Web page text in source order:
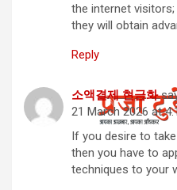
the internet visitors;
they will obtain
Reply
소액결제 현금화
21 March 2026 at
If you desire to
then you have to
techniques to your